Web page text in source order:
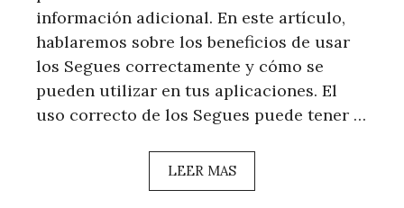
información adicional. En este artículo,
hablaremos sobre los beneficios de usar
los Segues correctamente y cómo se
pueden utilizar en tus aplicaciones. El
uso correcto de los Segues puede tener …
LEER MAS